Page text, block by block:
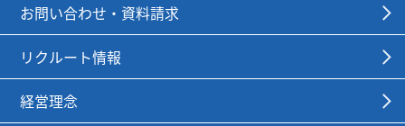
お問い合わせ・資料請求
リクルート情報
経営理念